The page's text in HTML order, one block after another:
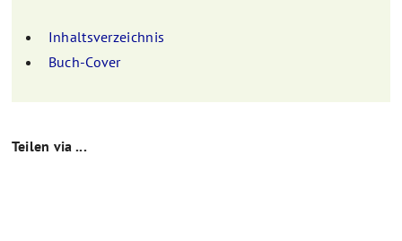
Inhaltsverzeichnis
Buch-Cover
Teilen via ...